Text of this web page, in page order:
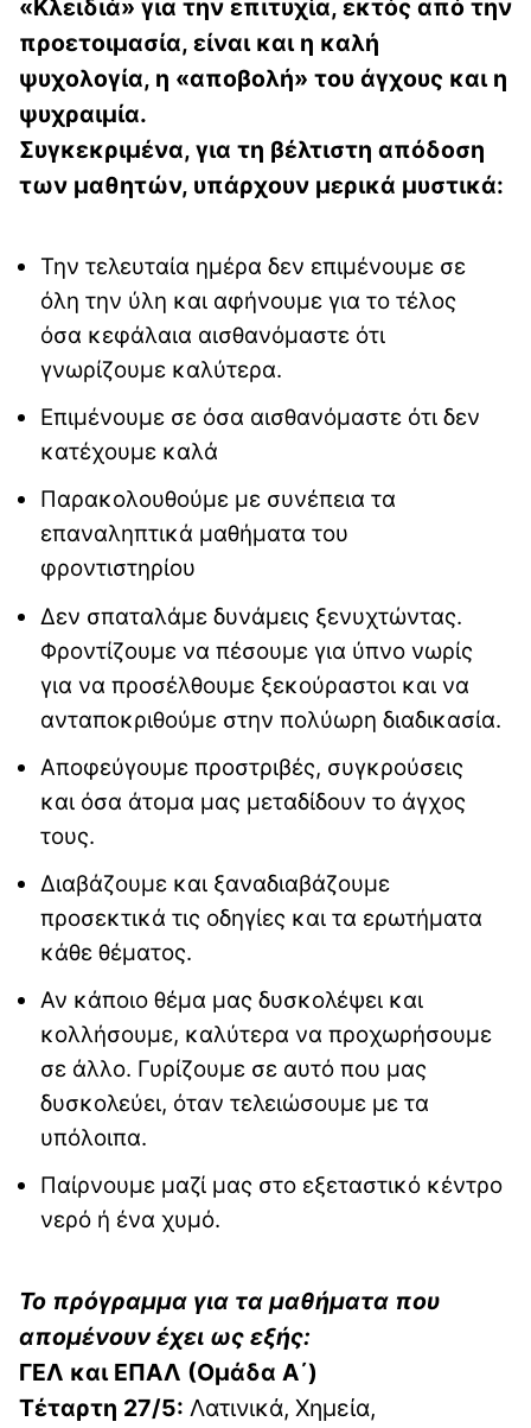
«Κλειδιά» για την επιτυχία, εκτός από την
προετοιμασία, είναι και η καλή
ψυχολογία, η «αποβολή» του άγχους και η
ψυχραιμία.
Συγκεκριμένα, για τη βέλτιστη απόδοση
των μαθητών, υπάρχουν μερικά μυστικά:
Την τελευταία ημέρα δεν επιμένουμε σε
όλη την ύλη και αφήνουμε για το τέλος
όσα κεφάλαια αισθανόμαστε ότι
γνωρίζουμε καλύτερα.
Επιμένουμε σε όσα αισθανόμαστε ότι δεν
κατέχουμε καλά
Παρακολουθούμε με συνέπεια τα
επαναληπτικά μαθήματα του
φροντιστηρίου
Δεν σπαταλάμε δυνάμεις ξενυχτώντας.
Φροντίζουμε να πέσουμε για ύπνο νωρίς
για να προσέλθουμε ξεκούραστοι και να
ανταποκριθούμε στην πολύωρη διαδικασία.
Αποφεύγουμε προστριβές, συγκρούσεις
και όσα άτομα μας μεταδίδουν το άγχος
τους.
Διαβάζουμε και ξαναδιαβάζουμε
προσεκτικά τις οδηγίες και τα ερωτήματα
κάθε θέματος.
Αν κάποιο θέμα μας δυσκολέψει και
κολλήσουμε, καλύτερα να προχωρήσουμε
σε άλλο. Γυρίζουμε σε αυτό που μας
δυσκολεύει, όταν τελειώσουμε με τα
υπόλοιπα.
Παίρνουμε μαζί μας στο εξεταστικό κέντρο
νερό ή ένα χυμό.
Το πρόγραμμα για τα μαθήματα που
απομένουν έχει ως εξής:
ΓΕΛ και ΕΠΑΛ (Ομάδα Α΄)
Τέταρτη 27/5: Λατινικά, Χημεία,